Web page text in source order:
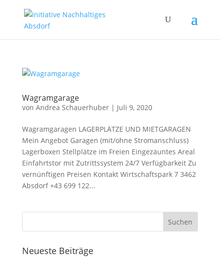
Wagramgarage
von Andrea Schauerhuber| Juli 9, 2020
Wagramgaragen LAGERPLÄTZE UND MIETGARAGEN
Mein Angebot Garagen (mit/ohne Stromanschluss)
Lagerboxen Stellplätze im Freien Eingezäuntes Areal
Einfahrtstor mit Zutrittssystem 24/7 Verfügbarkeit Zu
vernünftigen Preisen Kontakt Wirtschaftspark 7 3462
Absdorf +43 699 122...
Neueste Beiträge